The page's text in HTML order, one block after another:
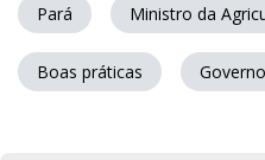
Pará Ministro da
Boas práticas